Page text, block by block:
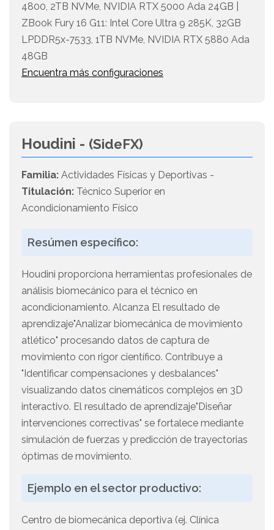
4800, 2TB NVMe, NVIDIA RTX 5000 Ada 24GB |
ZBook Fury 16 G11: Intel Core Ultra 9 285K, 32GB
LPDDR5x-7533, 1TB NVMe, NVIDIA RTX 5880 Ada
48GB
Encuentra más configuraciones
Houdini - (SideFX)
Familia: Actividades Físicas y Deportivas -
Titulación: Técnico Superior en
Acondicionamiento Físico
Resúmen específico:
Houdini proporciona herramientas profesionales de
análisis biomecánico para el técnico en
acondicionamiento. Alcanza El resultado de
aprendizaje"Analizar biomecánica de movimiento
atlético" procesando datos de captura de
movimiento con rigor científico. Contribuye a
"Identificar compensaciones y desbalances"
visualizando datos cinemáticos complejos en 3D
interactivo. El resultado de aprendizaje"Diseñar
intervenciones correctivas" se fortalece mediante
simulación de fuerzas y predicción de trayectorias
óptimas de movimiento.
Ejemplo en el sector productivo:
Centro de biomecánica deportiva (ej. Clínica